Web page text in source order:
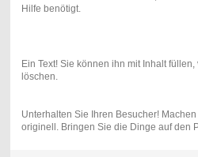
Hilfe benötigt.
Ein Text! Sie können ihn mit Inhalt
löschen.
Unterhalten Sie Ihren Besucher!
originell. Bringen Sie die Dinge auf den